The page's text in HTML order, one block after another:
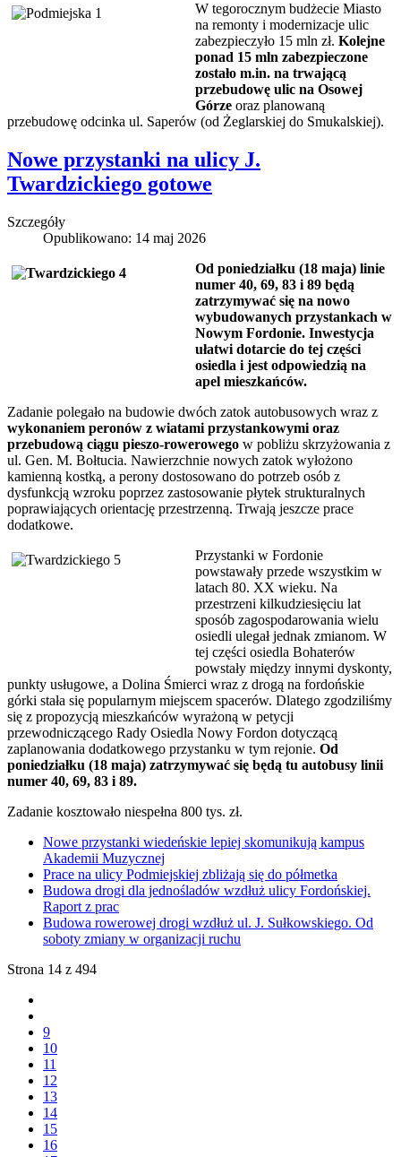
W tegorocznym budżecie Miasto
na remonty i modernizacje ulic
zabezpieczyło 15 mln zł. Kolejne
ponad 15 mln zabezpieczone
zostało m.in. na trwającą
przebudowę ulic na Osowej
Górze oraz planowaną
przebudowę odcinka ul. Saperów (od Żeglarskiej do Smukalskiej).
Nowe przystanki na ulicy J.
Twardzickiego gotowe
Szczegóły
Opublikowano: 14 maj 2026
Od poniedziałku (18 maja) linie
numer 40, 69, 83 i 89 będą
zatrzymywać się na nowo
wybudowanych przystankach w
Nowym Fordonie. Inwestycja
ułatwi dotarcie do tej części
osiedla i jest odpowiedzią na
apel mieszkańców.
Zadanie polegało na budowie dwóch zatok autobusowych wraz z
wykonaniem peronów z wiatami przystankowymi oraz
przebudową ciągu pieszo-rowerowego w pobliżu skrzyżowania z
ul. Gen. M. Bołtucia. Nawierzchnie nowych zatok wyłożono
kamienną kostką, a perony dostosowano do potrzeb osób z
dysfunkcją wzroku poprzez zastosowanie płytek strukturalnych
poprawiających orientację przestrzenną. Trwają jeszcze prace
dodatkowe.
Przystanki w Fordonie
powstawały przede wszystkim w
latach 80. XX wieku. Na
przestrzeni kilkudziesięciu lat
sposób zagospodarowania wielu
osiedli ulegał jednak zmianom. W
tej części osiedla Bohaterów
powstały między innymi dyskonty,
punkty usługowe, a Dolina Śmierci wraz z drogą na fordońskie
górki stała się popularnym miejscem spacerów. Dlatego zgodziliśmy
się z propozycją mieszkańców wyrażoną w petycji
przewodniczącego Rady Osiedla Nowy Fordon dotyczącą
zaplanowania dodatkowego przystanku w tym rejonie. Od
poniedziałku (18 maja) zatrzymywać się będą tu autobusy linii
numer 40, 69, 83 i 89.
Zadanie kosztowało niespełna 800 tys. zł.
Nowe przystanki wiedeńskie lepiej skomunikują kampus
Akademii Muzycznej
Prace na ulicy Podmiejskiej zbliżają się do półmetka
Budowa drogi dla jednośladów wzdłuż ulicy Fordońskiej.
Raport z prac
Budowa rowerowej drogi wzdłuż ul. J. Sułkowskiego. Od
soboty zmiany w organizacji ruchu
Strona 14 z 494
9
10
11
12
13
14
15
16